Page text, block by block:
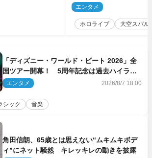
もしかしてあのときの？
エンタメ
ホロライブ 大空スバル
「ディズニー・ワールド・ビート 2026」全
国ツアー開幕！ 5周年記念は過去ハイライ
ト＆クルーズ旅を大満喫！【潜入レポート】
エンタメ 2026/8/7 18:00
シック 音楽
角田信朗、65歳とは思えない“ムキムキボデ
ィ”にネット騒然 キレッキレの動きを披露